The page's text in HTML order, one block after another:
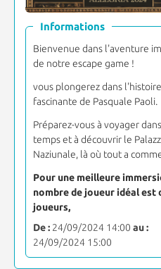
Informations
Bienvenue dans l'aventure
de notre escape game !
vous plongerez dans l'histoire
fascinante de Pasquale Paoli.
Préparez-vous à voyager
temps et à découvrir le
Naziunale, là où tout a
Pour une meilleure
nombre de joueur idéal est
joueurs,
De :24/09/2024 14:00 au :
24/09/2024 15:00